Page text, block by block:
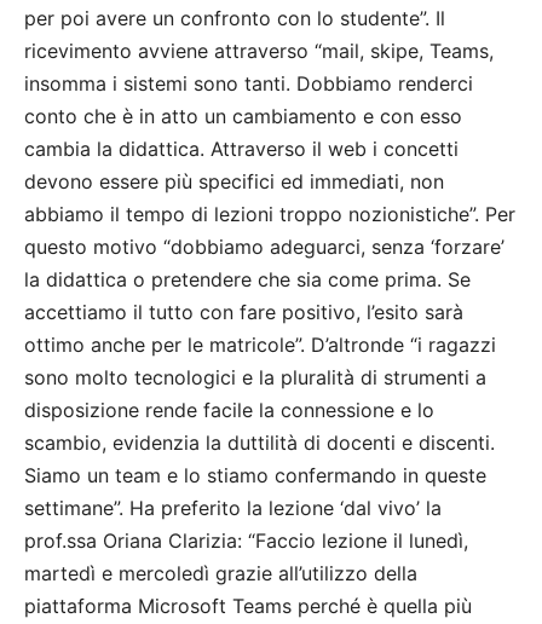
per poi avere un confronto con lo studente”. Il
ricevimento avviene attraverso “mail, skipe, Teams,
insomma i sistemi sono tanti. Dobbiamo renderci
conto che è in atto un cambiamento e con esso
cambia la didattica. Attraverso il web i concetti
devono essere più specifici ed immediati, non
abbiamo il tempo di lezioni troppo nozionistiche”. Per
questo motivo “dobbiamo adeguarci, senza ‘forzare’
la didattica o pretendere che sia come prima. Se
accettiamo il tutto con fare positivo, l’esito sarà
ottimo anche per le matricole”. D’altronde “i ragazzi
sono molto tecnologici e la pluralità di strumenti a
disposizione rende facile la connessione e lo
scambio, evidenzia la duttilità di docenti e discenti.
Siamo un team e lo stiamo confermando in queste
settimane”. Ha preferito la lezione ‘dal vivo’ la
prof.ssa Oriana Clarizia: “Faccio lezione il lunedì,
martedì e mercoledì grazie all’utilizzo della
piattaforma Microsoft Teams perché è quella più